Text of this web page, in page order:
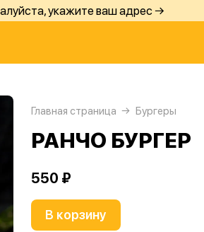
укажите ваш адрес →
Главная страница Бургеры
РАНЧО БУРГЕР
550 ₽
В корзину